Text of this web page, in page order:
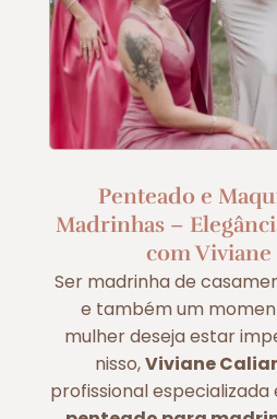
Penteado e
Madrinhas –
com Viviane
Ser madrinha de
e também um
mulher deseja estar
nisso,Viviane
profissional especializada